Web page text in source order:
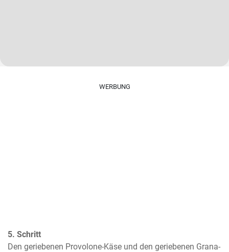
WERBUNG
5. Schritt
Den geriebenen Provolone-Käse und den geriebenen Grana-